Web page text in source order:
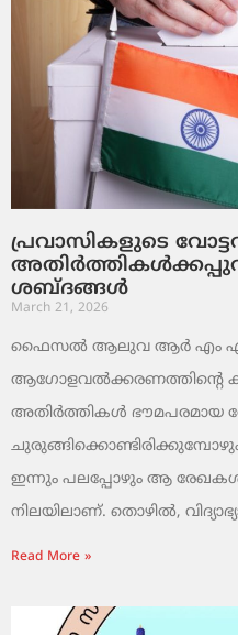
പ്രവാസികളുടെ
ശബ്ദങ്ങൾ
March 21, 2026
ഫൈസൽ ആലുവ ആർ എം എ
ആഗോളവൽക്കരണത്തിന്റെ
അതിർത്തികൾ ഭൗമപരമായ
ഇന്നും പലപ്പോഴും ആ
നിലയിലാണ്. തൊഴിൽ,
Read More »